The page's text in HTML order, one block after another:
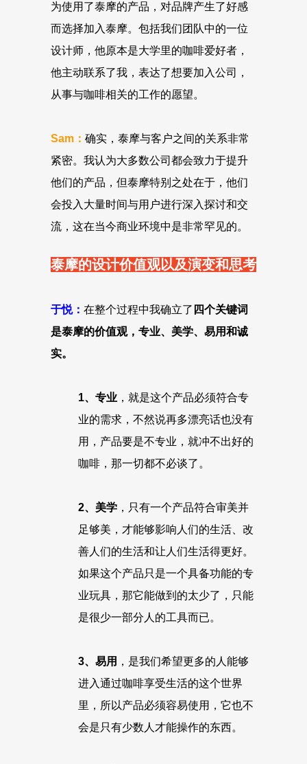
为使用了泰摩的产品，对品牌产生了好感
而选择加入泰摩。包括我们团队中的一位
设计师，他原本是大学里的咖啡爱好者，
他主动联系了我，表达了想要加入公司，
从事与咖啡相关的工作的愿望。
Sam： 确实，泰摩与客户之间的关系非常
紧密。我认为大多数公司都会致力于提升
他们的产品，但泰摩特别之处在于，他们
会投入大量时间与用户进行深入探讨和交
流，这在当今商业环境中是非常罕见的。
泰摩的设计价值观以及演变和思考
于悦： 在整个过程中我确立了 四个关键词
是泰摩的价值观，专业、美学、易用和诚
实。
1、专业 ，就是这个产品必须符合专
业的需求，不然说再多漂亮话也没有
用，产品要是不专业，就冲不出好的
咖啡，那一切都不必谈了。
2、美学 ，只有一个产品符合审美并
足够美，才能够影响人们的生活、改
善人们的生活和让人们生活得更好。
如果这个产品只是一个具备功能的专
业玩具，那它能做到的太少了，只能
是很少一部分人的工具而已。
3、易用 ，是我们希望更多的人能够
进入通过咖啡享受生活的这个世界
里，所以产品必须容易使用，它也不
会是只有少数人才能操作的东西。